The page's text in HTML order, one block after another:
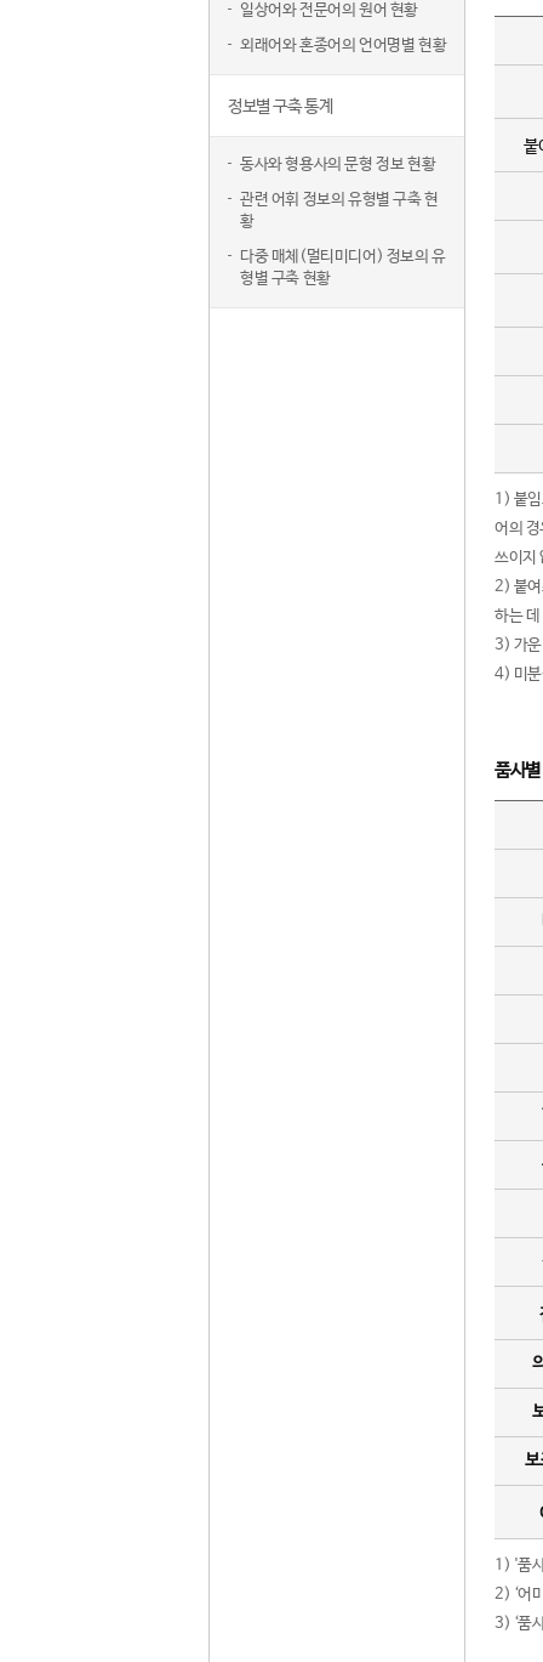
일상어와 전문어의 원어 현황
외래어와 혼종어의 언어명별 현황
정보별 구축 통계
동사와 형용사의 문형 정보 현황
관련 어휘 정보의 유형별 구축 현
황
다중 매체(멀티미디어) 정보의 유
형별 구축 현황
붙
1) 붙
어의
쓰이지
2) 붙여
하는
3) 가운
4) 미분
품사
보
1) '품
2) ‘어
3) ‘품